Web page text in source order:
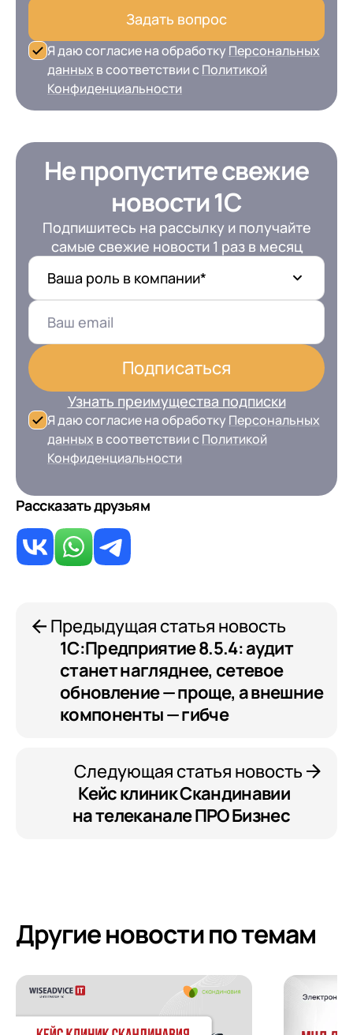
Задать вопрос
Я даю согласие на обработку Персональных
данных в соответствии сПолитикой
Конфиденциальности
Не пропустите свежие
новости 1С
Подпишитесь на рассылку и получайте
самые свежие новости 1 раз в месяц
Ваша роль в компании*
Подписаться
Узнать преимущества подписки
Я даю согласие на обработку Персональных
данных в соответствии сПолитикой
Конфиденциальности
Рассказать друзьям
Предыдущая статья новость
1С:Предприятие 8.5.4: аудит
станет нагляднее, сетевое
обновление — проще, а внешние
компоненты — гибче
Следующая статья новость
Кейс клиник Скандинавии
на телеканале ПРО Бизнес
Другие новости по темам